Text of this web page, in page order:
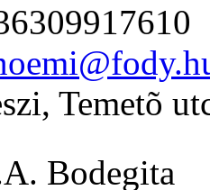
Temetõ
Bodegita